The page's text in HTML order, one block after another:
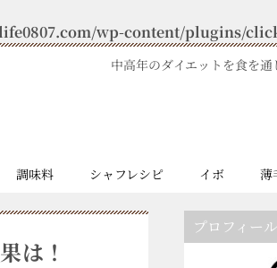
wp-content/plugins/
中高年のダイエットを食を
調味料 シャフレシピ イボ 薄
は！
プロフィール